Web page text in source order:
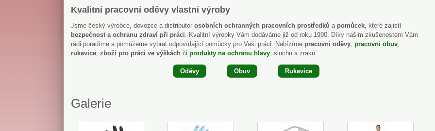
Kvalitní pracovní oděvy vlastní výroby
Jsme český výrobce, dovozce a distributor osobních ochranných pracovních prostředků a pomůcek , které zajistí
bezpečnost a ochranu zdraví při práci . Kvalitní výrobky Vám dodáváme již od roku 1990. Díky našim zkušenostem Vám
rádi poradíme a pomůžeme vybrat odpovídající pomůcky pro Vaši práci. Nabízíme pracovní oděvy pracovní obuv
rukavice zboží pro práci ve výškách či produkty na ochranu hlavy , sluchu a zraku.
Oděvy Obuv Rukavice
Galerie